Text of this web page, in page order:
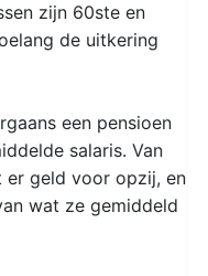
zijn 60ste en
de uitkering
een pensioen
salaris. Van
geld voor opzij, en
wat ze gemiddeld